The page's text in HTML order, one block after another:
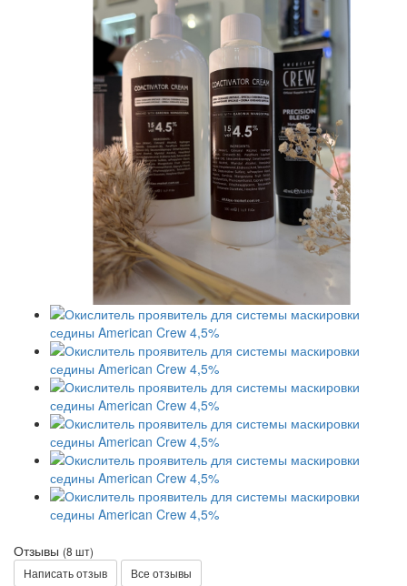
Отзывы (8 шт)
Написать отзыв
Все отзывы